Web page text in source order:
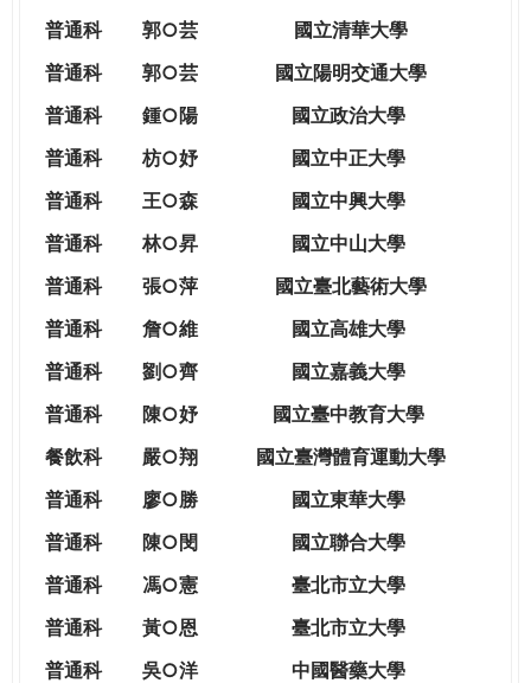
WAGOR
TODAY
WORLD
TOMORROW
e
普通科
郭○芸
國立清華大學
普通科
郭○芸
國立陽明交通大學
普通科
鍾○陽
國立政治大學
普通科
枋○妤
國立中正大學
普通科
王○森
國立中興大學
普通科
林○昇
國立中山大學
普通科
張○萍
國立臺北藝術大學
普通科
詹○維
國立高雄大學
普通科
劉○齊
國立嘉義大學
普通科
陳○妤
國立臺中教育大學
餐飲科
嚴○翔 國立臺灣體育運動大學
普通科
廖○勝
國立東華大學
普通科
陳○閔
國立聯合大學
普通科
馮○憲
臺北市立大學
普通科
黃○恩
臺北市立大學
普通科 吳○洋
中國醫藥大學